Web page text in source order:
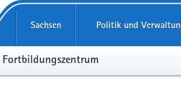
Sachsen Politik und